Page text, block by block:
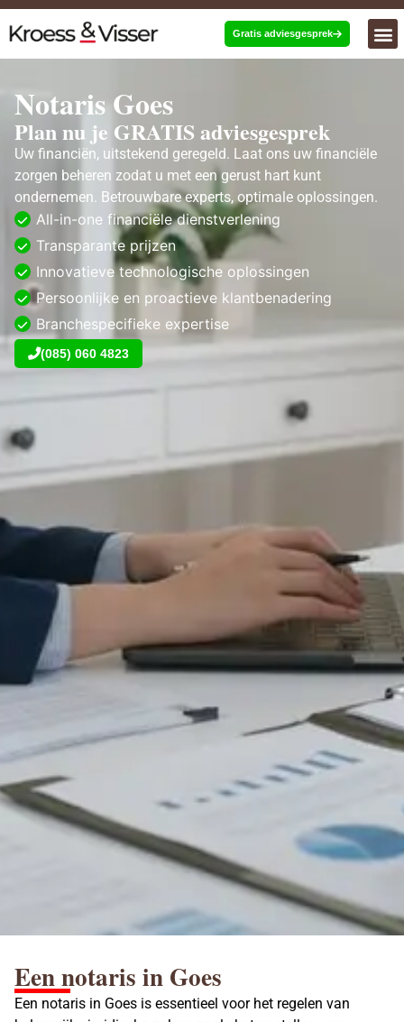
Gratis adviesgesprek
Notaris Goes
Plan nu je GRATIS adviesgesprek
Uw financiën, uitstekend geregeld. Laat ons uw financiële
zorgen beheren zodat u met een gerust hart kunt
ondernemen. Betrouwbare experts, optimale oplossingen.
All-in-one financiële dienstverlening
Transparante prijzen
Innovatieve technologische oplossingen
Persoonlijke en proactieve klantbenadering
Branchespecifieke expertise
(085) 060 4823
Een notaris in Goes
Een notaris in Goes is essentieel voor het regelen van